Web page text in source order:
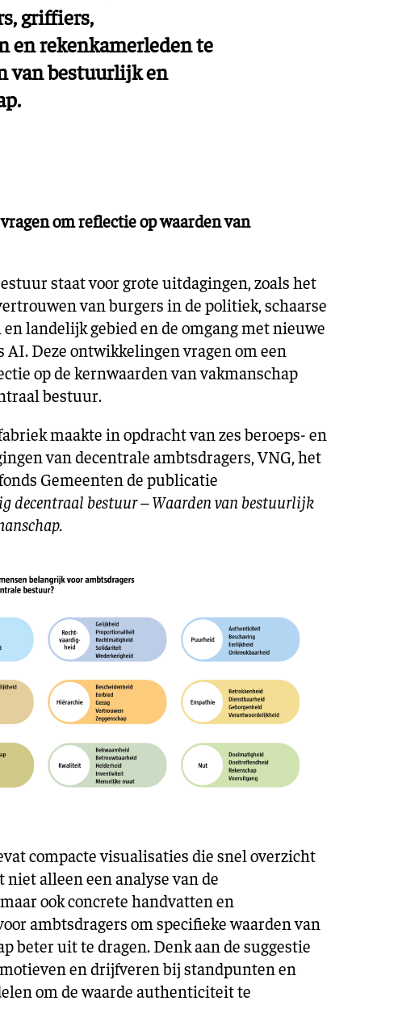
griffiers,
en rekenkamerleden te
van bestuurlijk en
om reflectie op waarden van
staat voor grote uitdagingen, zoals het
van burgers in de politiek, schaarse
landelijk gebied en de omgang met nieuwe
AI. Deze ontwikkelingen vragen om een
op de kernwaarden van vakmanschap
bestuur.
maakte in opdracht van zes beroeps- en
van decentrale ambtsdragers, VNG, het
Gemeenten de publicatie
decentraal bestuur – Waarden van bestuurlijk
compacte visualisaties die snel overzicht
alleen een analyse van de
ook concrete handvatten en
ambtsdragers om specifieke waarden van
beter uit te dragen. Denk aan de suggestie
en drijfveren bij standpunten en
om de waarde authenticiteit te